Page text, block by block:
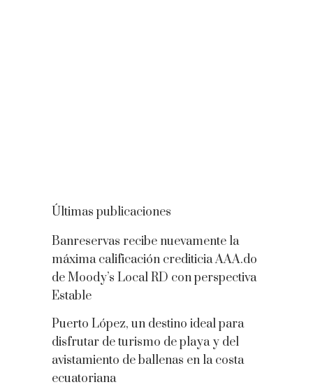
Últimas publicaciones
Banreservas recibe nuevamente la
máxima calificación crediticia AAA.do
de Moody’s Local RD con perspectiva
Estable
Puerto López, un destino ideal para
disfrutar de turismo de playa y del
avistamiento de ballenas en la costa
ecuatoriana